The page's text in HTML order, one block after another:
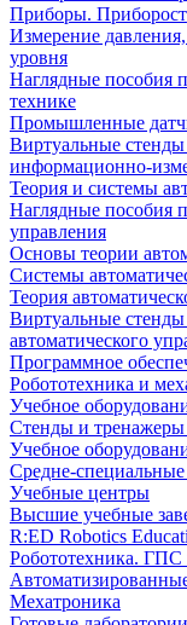
Приборы.
Измерение
уровня
Наглядные пособия
технике
Промышленные
Виртуальные
информационно-
Теория и системы
Наглядные пособия
управления
Основы теории
Системы
Теория
Виртуальные
автоматического
Программное
Робототехника и
Учебное
Стенды и тренажеры
Учебное
Средне-
Учебные центры
Высшие учебные
R:ED Robotics
Робототехника.
Мехатроника